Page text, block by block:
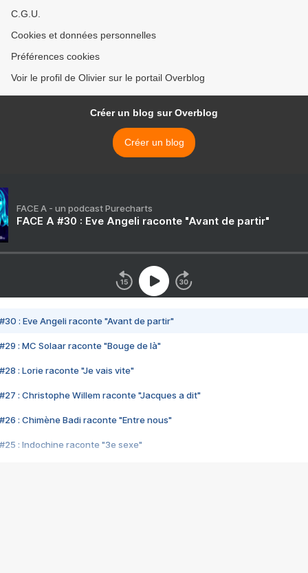
C.G.U.
Cookies et données personnelles
Préférences cookies
Voir le profil de Olivier sur le portail Overblog
Créer un blog sur Overblog
Créer un blog
FACE A - un podcast Purecharts
FACE A #30 : Eve Angeli raconte "Avant de partir"
#30 : Eve Angeli raconte "Avant de partir"
#29 : MC Solaar raconte "Bouge de là"
#28 : Lorie raconte "Je vais vite"
#27 : Christophe Willem raconte "Jacques a dit"
#26 : Chimène Badi raconte "Entre nous"
#25 : Indochine raconte "3e sexe"